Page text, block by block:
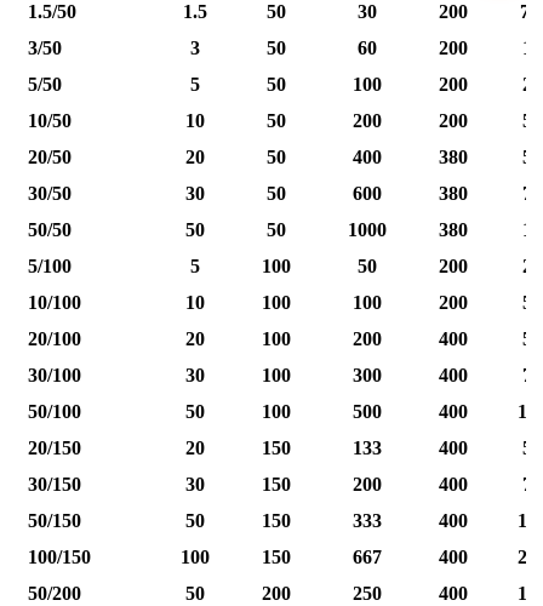
1.5/50
1.5 50 30 200
7.5
3/50
3 50 60 200
15
5/50
5 50 100 200
25
10/50
10 50 200 200
50
20/50
20 50 400 380
53
30/50
30 50 600 380
79
50/50
50 50 1000 380
12
5/100
5 100 50 200
25
10/100
10 100 100 200
50
20/100
20 100 200 400
50
30/100
30 100 300 400
75
50/100
50 100 500 400
20/150
20 150 133 400
50
30/150
30 150 200 400
75
50/150
50 150 333 400
100/150
100 150 667 400
50/200
50 200 250 400